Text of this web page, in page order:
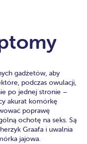
gadżetów, aby
podczas owulacji,
po jednej stronie –
akurat komórkę
poprawę
ochotę na seks. Są
Graafa i uwalnia
jajowa.